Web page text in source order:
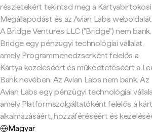
részletekért tekintsd meg a Kártyabirtokosi
Megállapodást és az Avian Labs weboldalát.
A Bridge Ventures LLC ("Bridge") nem bank.
Bridge egy pénzügyi technológiai vállalat,
amely Programmenedzserként felelős a
Kártya kezeléséért és működtetéséért a
Bank nevében. Az Avian Labs nem bank. Az
Avian Labs egy pénzügyi technológiai
amely Platformszolgáltatóként felelős a
alkalmazásáért, hozzáféréséért és
Magyar